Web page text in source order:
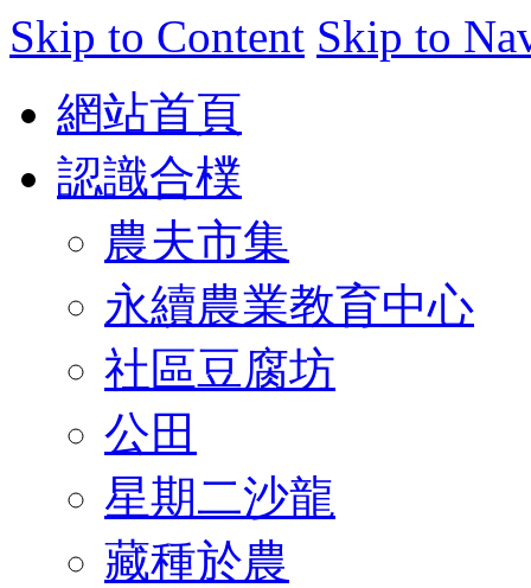
Skip to Content Skip to
網站首頁
認識合樸
農夫市集
永續農業教育中心
社區豆腐坊
公田
星期二沙龍
藏種於農